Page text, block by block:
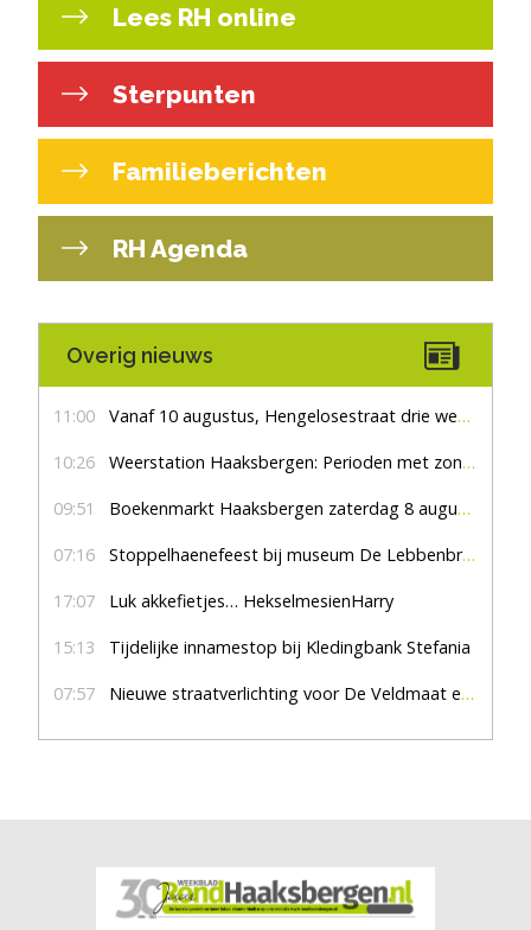
Lees RH online
Sterpunten
Familieberichten
RH Agenda
Overig nieuws
11:00 Vanaf 10 augustus, Hengelosestraat drie weken dicht voor doorgaand verkeer
10:26 Weerstation Haaksbergen: Perioden met zon en droog
09:51 Boekenmarkt Haaksbergen zaterdag 8 augustus, marktplein Haaksbergen
07:16 Stoppelhaenefeest bij museum De Lebbenbrugge
17:07 Luk akkefietjes… HekselmesienHarry
15:13 Tijdelijke innamestop bij Kledingbank Stefania
07:57 Nieuwe straatverlichting voor De Veldmaat en De Pas